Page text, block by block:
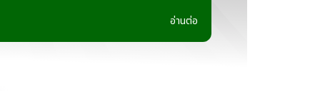
อ่านต่อ